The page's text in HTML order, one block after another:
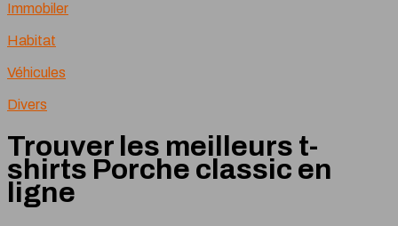
Immobiler
Habitat
Véhicules
Divers
Trouver les meilleurs t-
shirts Porche classic en
ligne